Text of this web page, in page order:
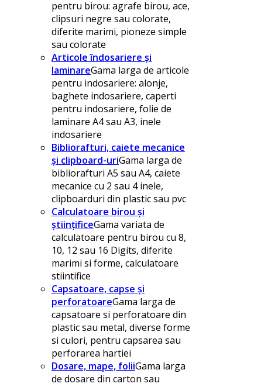
pentru birou: agrafe birou, ace,
clipsuri negre sau colorate,
diferite marimi, pioneze simple
sau colorate
Articole îndosariere și
laminareGama larga de articole
pentru indosariere: alonje,
baghete indosariere, caperti
pentru indosariere, folie de
laminare A4 sau A3, inele
indosariere
Bibliorafturi, caiete mecanice
și clipboard-uriGama larga de
bibliorafturi A5 sau A4, caiete
mecanice cu 2 sau 4 inele,
clipboarduri din plastic sau pvc
Calculatoare birou și
științificeGama variata de
calculatoare pentru birou cu 8,
10, 12 sau 16 Digits, diferite
marimi si forme, calculatoare
stiintifice
Capsatoare, capse și
perforatoareGama larga de
capsatoare si perforatoare din
plastic sau metal, diverse forme
si culori, pentru capsarea sau
perforarea hartiei
Dosare, mape, foliiGama larga
de dosare din carton sau